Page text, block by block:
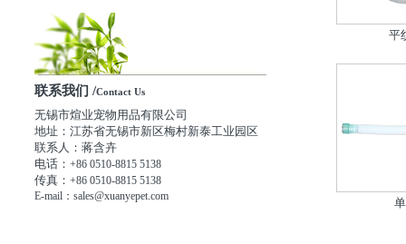
联系我们 /Contact Us
无锡市煊业宠物用品有限公司
地址：江苏省无锡市新区梅村新泰工业园区
联系人：蒋含卉
电话： +86 0510-8815 5138
传真： +86 0510-8815 5138
E-mail：sales@xuanyepet.com
平